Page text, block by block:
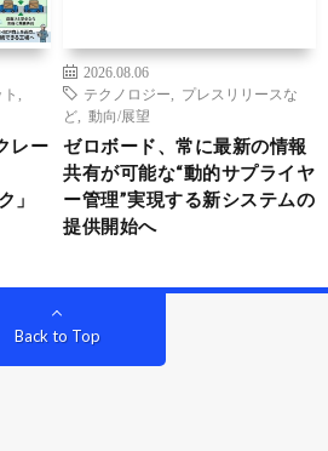
レー
」
2026.08.06
テクノロジー
プレスリリースな
ど
動向/展望
ゼロボード、常に最新の情報
共有が可能な“動的サプライヤ
ー管理”実現する新システムの
提供開始へ
Back to Top